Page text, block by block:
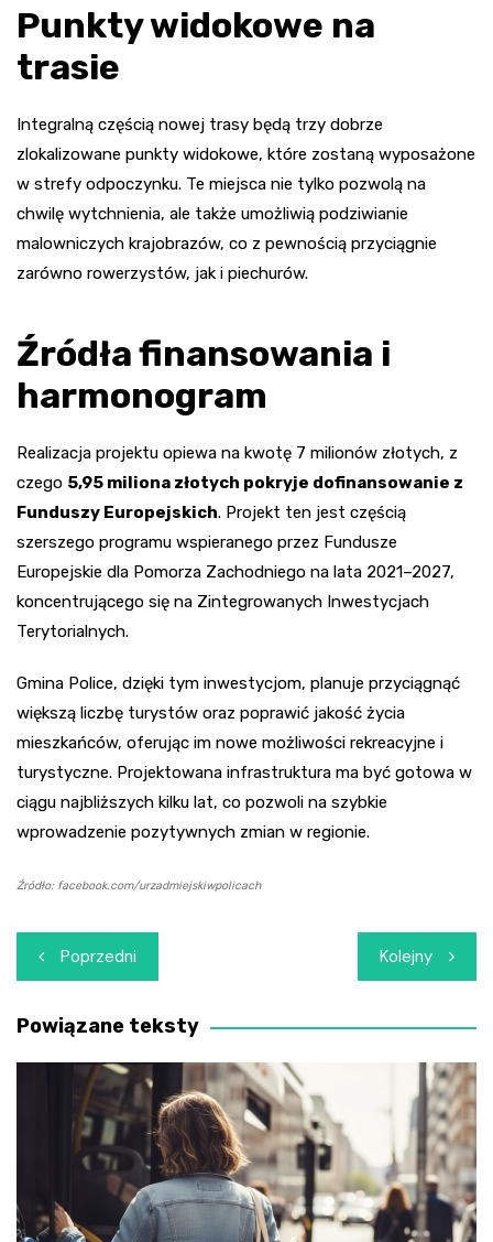
Punkty widokowe na
trasie
Integralną częścią nowej trasy będą trzy dobrze
zlokalizowane punkty widokowe, które zostaną wyposażone
w strefy odpoczynku. Te miejsca nie tylko pozwolą na
chwilę wytchnienia, ale także umożliwią podziwianie
malowniczych krajobrazów, co z pewnością przyciągnie
zarówno rowerzystów, jak i piechurów.
Źródła finansowania i
harmonogram
Realizacja projektu opiewa na kwotę 7 milionów złotych, z
czego 5,95 miliona złotych pokryje dofinansowanie z
Funduszy Europejskich. Projekt ten jest częścią
szerszego programu wspieranego przez Fundusze
Europejskie dla Pomorza Zachodniego na lata 2021–2027,
koncentrującego się na Zintegrowanych Inwestycjach
Terytorialnych.
Gmina Police, dzięki tym inwestycjom, planuje przyciągnąć
większą liczbę turystów oraz poprawić jakość życia
mieszkańców, oferując im nowe możliwości rekreacyjne i
turystyczne. Projektowana infrastruktura ma być gotowa w
ciągu najbliższych kilku lat, co pozwoli na szybkie
wprowadzenie pozytywnych zmian w regionie.
Źródło: facebook.com/urzadmiejskiwpolicach
Nawigacja
wpisu
Poprzedni Kolejny
Powiązane teksty